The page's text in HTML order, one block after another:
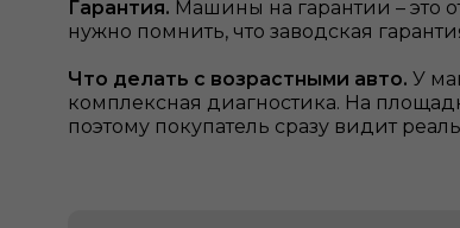
Гарантия. Машины на гарантии – это
нужно помнить, что заводская
Что делать с возрастными авто. У
комплексная диагностика. На
поэтому покупатель сразу видит